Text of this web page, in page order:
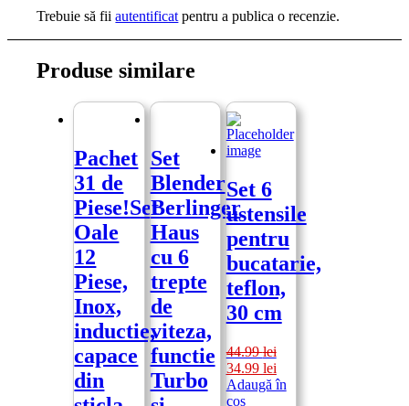
Trebuie să fiiautentificat pentru a publica o recenzie.
Produse similare
Pachet
31 de
Piese!Set
Oale
12
Piese,
Inox,
inductie,
capace
din
Set
Blender
Berlinger
Haus
cu 6
trepte
de
viteza,
functie
Turbo
Set 6
ustensile
pentru
bucatarie,
teflon,
30 cm
44.99lei
Prețul
inițial
a
34.99 leiPrețul
curent
Adaugă în
coș